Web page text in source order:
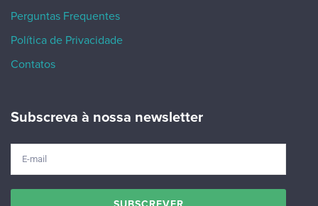
Perguntas Frequentes
Política de Privacidade
Contatos
Subscreva à nossa newsletter